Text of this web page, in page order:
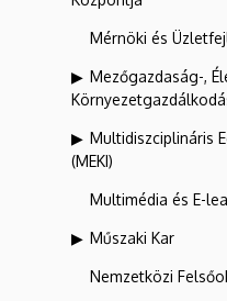
Mérnöki és
Mezőgazdaság-,
Multidiszciplináris
(MEKI)
Multimédia és E-
Műszaki Kar
Nemzetközi